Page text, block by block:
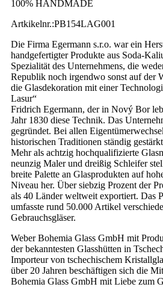
100% HANDMADE
Artkikelnr.:PB154LAG001
Die Firma Egermann s.r.o. war ein
handgefertigter Produkte aus Soda-
Spezialität des Unternehmens, die
Republik noch irgendwo sonst auf der
die Glasdekoration mit einer
Lasur“
Fridrich Egermann, der in Nový Bor
Jahr 1830 diese Technik. Das
gegründet. Bei allen
historischen Traditionen ständig
Mehr als achtzig hochqualifizierte
neunzig Maler und dreißig Schleifer
breite Palette an Glasprodukten auf
Niveau her. Über siebzig Prozent der
als 40 Länder weltweit exportiert. Das
umfasste rund 50.000 Artikel
Gebrauchsgläser.
Weber Bohemia Glass GmbH mit
der bekanntesten Glasshütten in
Importeur von tschechischem
über 20 Jahren beschäftigen sich die
Bohemia Glass GmbH mit Liebe zum